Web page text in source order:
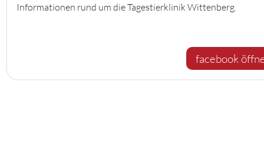
Informationen rund um die Tagestierklinik Wittenberg.
facebook